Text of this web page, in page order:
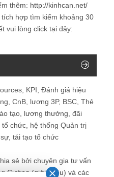
thêm: http://kinhcan.net/
hợp tìm kiếm khoảng 30
vui lòng click tại đây:
KPI, Đánh giá hiệu
CnB, lương 3P, BSC, Thẻ
tạo, lương thưởng, đãi
chức, hệ thống Quản trị
tái tạo tổ chức
sẻ bởi chuyên gia tư vấn
Cường (giới thiệu) và các